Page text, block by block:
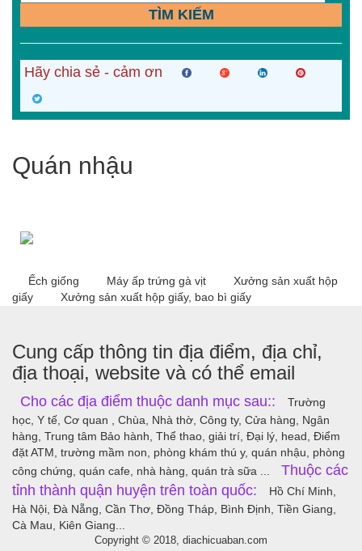
TÌM KIẾM
Hãy chia sẻ - cảm ơn
Quán nhậu
Ếch giống Máy ấp trứng gà vịt
Xưởng sản xuất hộp
giấy
Xưởng sản xuất hộp giấy, bao bì giấy
Cung cấp thông tin địa điểm, địa chỉ,
địa thoại, website và có thể email
Cho các địa điểm thuộc danh mục sau::
Trường
học, Y tế, Cơ quan , Chùa, Nhà thờ, Công ty, Cửa hàng, Ngân
hàng, Trung tâm Bảo hành, Thể thao, giải trí, Đại lý, head, Điểm
đặt ATM, trường mầm non, phòng khám thú y, quán nhậu, phòng
công chứng, quán cafe, nhà hàng, quán trà sữa ...
Thuộc các
tỉnh thành quận huyện trên toàn quốc:
Hồ Chí Minh,
Hà Nội, Đà Nẵng, Cần Thơ, Đồng Tháp, Bình Định, Tiền Giang,
Cà Mau, Kiên Giang...
Copyright © 2018, diachicuaban.com